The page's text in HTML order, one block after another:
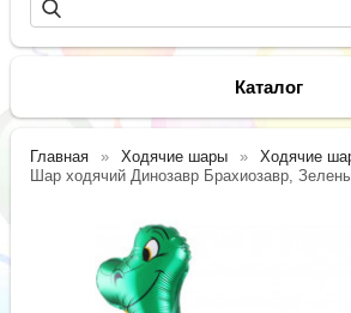
Каталог
Главная Ходячие шары
Ходячие
Шар ходячий Динозавр Брахиозавр,